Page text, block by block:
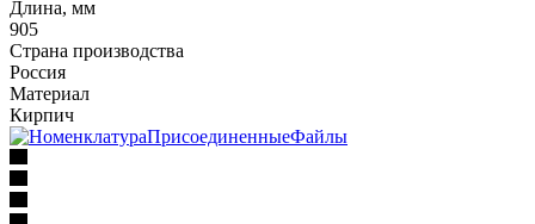
Длина, мм
905
Страна производства
Россия
Материал
Кирпич